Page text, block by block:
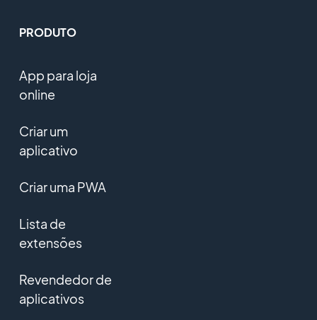
PRODUTO
App para loja
online
Criar um
aplicativo
Criar uma PWA
Lista de
extensões
Revendedor de
aplicativos